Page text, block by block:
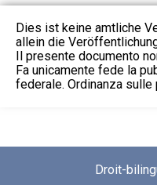
Dies ist keine amtliche
allein die
Il presente documento
Fa unicamente fede la
federale. Ordinanza
Droit-